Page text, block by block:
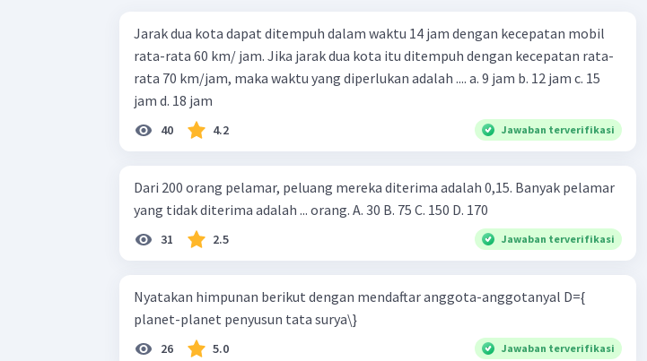
Jarak dua kota dapat ditempuh dalam waktu 14 jam dengan kecepatan mobil
rata-rata 60 km/ jam. Jika jarak dua kota itu ditempuh dengan kecepatan rata-
rata 70 km/jam, maka waktu yang diperlukan adalah .... a. 9 jam b. 12 jam c. 15
jam d. 18 jam
40 4.2 Jawaban terverifikasi
Dari 200 orang pelamar, peluang mereka diterima adalah 0,15. Banyak pelamar
yang tidak diterima adalah ... orang. A. 30 B. 75 C. 150 D. 170
31 2.5 Jawaban terverifikasi
Nyatakan himpunan berikut dengan mendaftar anggota-anggotanyal D={
planet-planet penyusun tata surya\}
26 5.0 Jawaban terverifikasi